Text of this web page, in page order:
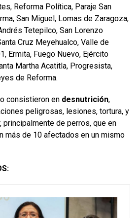
Reforma Política, Paraje San
San Miguel, Lomas de Zaragoza,
Tetepilco, San Lorenzo
Cruz Meyehualco, Valle de
Ermita, Fuego Nuevo, Ejército
Martha Acatitla, Progresista,
de Reforma.
consistieron en desnutrición,
peligrosas, lesiones, tortura, y
principalmente de perros, que en
más de 10 afectados en un mismo